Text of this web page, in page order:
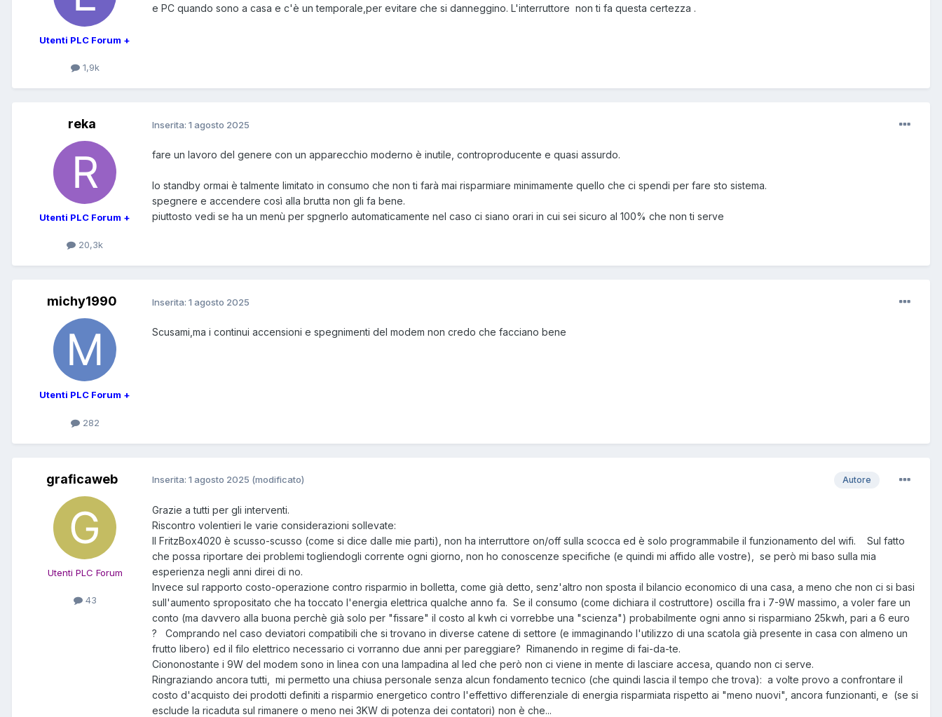
Utenti PLC Forum +
1,9k
e PC quando sono a casa e c'è un temporale,per evitare che si danneggino. L'interruttore non ti fa questa certezza .
reka
Utenti PLC Forum +
20,3k
Inserita: 1 agosto 2025
fare un lavoro del genere con un apparecchio moderno è inutile, controproducente e quasi assurdo.
lo standby ormai è talmente limitato in consumo che non ti farà mai risparmiare minimamente quello che ci spendi per fare sto sistema.
spegnere e accendere così alla brutta non gli fa bene.
piuttosto vedi se ha un menù per spgnerlo automaticamente nel caso ci siano orari in cui sei sicuro al 100% che non ti serve
michy1990
Utenti PLC Forum +
282
Inserita: 1 agosto 2025
Scusami,ma i continui accensioni e spegnimenti del modem non credo che facciano bene
graficaweb
Utenti PLC Forum
43
Autore
Inserita: 1 agosto 2025 (modificato)
Grazie a tutti per gli interventi.
Riscontro volentieri le varie considerazioni sollevate:
Il FritzBox4020 è scusso-scusso (come si dice dalle mie parti), non ha interruttore on/off sulla scocca ed è solo programmabile il funzionamento del wifi. Sul fatto
che possa riportare dei problemi togliendogli corrente ogni giorno, non ho conoscenze specifiche (e quindi mi affido alle vostre), se però mi baso sulla mia
esperienza negli anni direi di no.
Invece sul rapporto costo-operazione contro risparmio in bolletta, come già detto, senz'altro non sposta il bilancio economico di una casa, a meno che non ci si basi
sull'aumento spropositato che ha toccato l'energia elettrica qualche anno fa. Se il consumo (come dichiara il costruttore) oscilla fra i 7-9W massimo, a voler fare un
conto (ma davvero alla buona perchè già solo per "fissare" il costo al kwh ci vorrebbe una "scienza") probabilmente ogni anno si risparmiano 25kwh, pari a 6 euro
? Comprando nel caso deviatori compatibili che si trovano in diverse catene di settore (e immaginando l'utilizzo di una scatola già presente in casa con almeno un
frutto libero) ed il filo elettrico necessario ci vorranno due anni per pareggiare? Rimanendo in regime di fai-da-te.
Ciononostante i 9W del modem sono in linea con una lampadina al led che però non ci viene in mente di lasciare accesa, quando non ci serve.
Ringraziando ancora tutti, mi permetto una chiusa personale senza alcun fondamento tecnico (che quindi lascia il tempo che trova): a volte provo a confrontare il
costo d'acquisto dei prodotti definiti a risparmio energetico contro l'effettivo differenziale di energia risparmiata rispetto ai "meno nuovi", ancora funzionanti, e (se si
esclude la ricaduta sul rimanere o meno nei 3KW di potenza dei contatori) non è che...